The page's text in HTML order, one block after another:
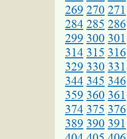
269 270 271
284 285 286
299 300 301
314 315 316
329 330 331
344 345 346
359 360 361
374 375 376
389 390 391